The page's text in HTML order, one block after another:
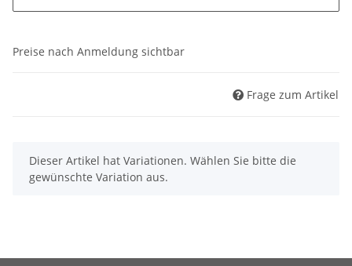
Preise nach Anmeldung sichtbar
Frage zum Artikel
x
Dieser Artikel hat Variationen. Wählen Sie bitte die
gewünschte Variation aus.